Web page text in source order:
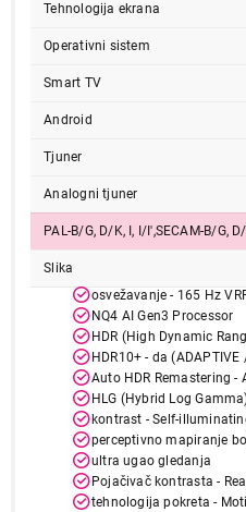
Tehnologija ekrana
Operativni sistem
Smart TV
Android
Tjuner
Analogni tjuner
PAL-B/G, D/K, I, I/I',SECAM-B/G,
Slika
osvežavanje - 165 Hz
NQ4 AI Gen3 Processor
HDR (High Dynamic
HDR10+ - da
Auto HDR Remastering -
HLG (Hybrid Log
kontrast - Self-
perceptivno mapiranje
ultra ugao gledanja
Pojačivač kontrasta -
tehnologija pokreta -